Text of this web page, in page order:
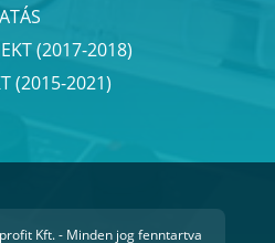
(2017-2018)
(2015-2021)
Kft. - Minden jog fenntartva